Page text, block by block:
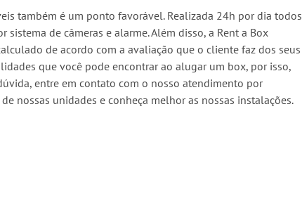
também é um ponto favorável. Realizada 24h por dia todos
sistema de câmeras e alarme. Além disso, a Rent a Box
de acordo com a avaliação que o cliente faz dos seus
que você pode encontrar ao alugar um box, por isso,
entre em contato com o nosso atendimento por
nossas unidades e conheça melhor as nossas instalações.